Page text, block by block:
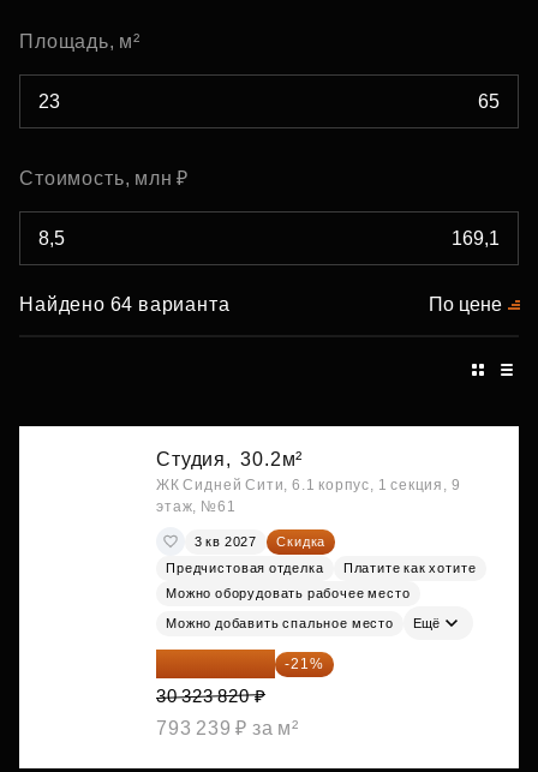
Площадь, м²
Стоимость, млн ₽
Найдено 64 варианта По цене
Студия, 30.2м²
ЖК Сидней Сити, 6.1 корпус, 1 секция, 9
этаж, №61
3 кв 2027
Скидка
Предчистовая отделка
Платите как хотите
Можно оборудовать рабочее место
Можно добавить спальное место Ещё
23 955 818 ₽ -21%
30 323 820 ₽
793 239 ₽ за м²